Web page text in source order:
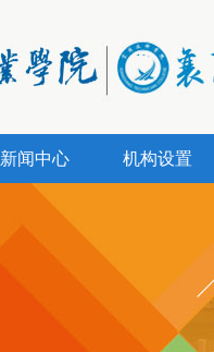
新闻中心 机构设置